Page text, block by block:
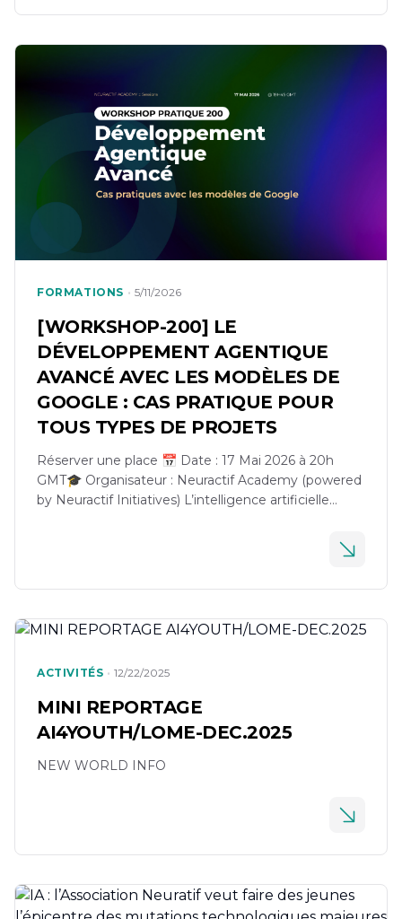
documentations officielles et quelques retours […]
FORMATIONS • 5/11/2026
[WORKSHOP-200] LE
DÉVELOPPEMENT AGENTIQUE
AVANCÉ AVEC LES MODÈLES DE
GOOGLE : CAS PRATIQUE POUR
TOUS TYPES DE PROJETS
Réserver une place 📅 Date : 17 Mai 2026 à 20h
GMT🎓 Organisateur : Neuractif Academy (powered
by Neuractif Initiatives) L’intelligence artificielle
modèles IA […]
ACTIVITÉS • 12/22/2025
MINI REPORTAGE
AI4YOUTH/LOME-DEC.2025
NEW WORLD INFO